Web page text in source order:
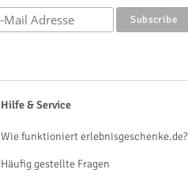
Hilfe & Service
Wie funktioniert erlebnisgeschenke.de?
Häufig gestellte Fragen